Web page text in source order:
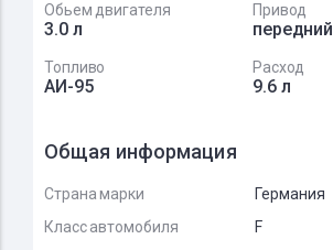
Обьем двигателя
3.0 л
Привод
передний
Топливо
АИ-95
Расход
9.6 л
Общая информация
Страна марки
Германия
Класс автомобиля
F